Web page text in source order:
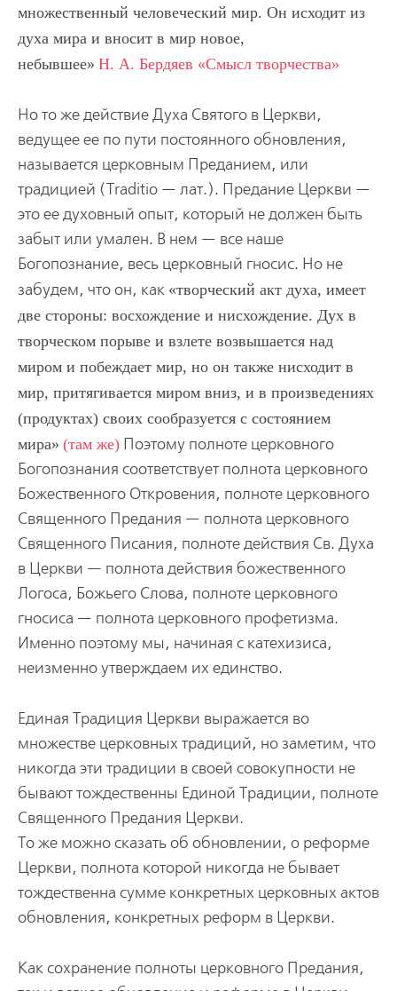
множественный человеческий мир. Он исходит из
духа мира и вносит в мир новое,
небывшее
Н. А. Бердяев «Смысл творчества»
Но то же действие Духа Святого в Церкви,
ведущее ее по пути постоянного обновления,
называется церковным Преданием, или
традицией (Traditio — лат.). Предание Церкви —
это ее духовный опыт, который не должен быть
забыт или умален. В нем — все наше
Богопознание, весь церковный гносис. Но не
забудем, что он, как
творческий акт духа, имеет
две стороны: восхождение и нисхождение. Дух в
творческом порыве и взлете возвышается над
миром и побеждает мир, но он также нисходит в
мир, притягивается миром вниз, и в произведениях
(продуктах) своих сообразуется с состоянием
мира
(там же)Поэтому полноте церковного
Богопознания соответствует полнота церковного
Божественного Откровения, полноте церковного
Священного Предания — полнота церковного
Священного Писания, полноте действия Св. Духа
в Церкви — полнота действия божественного
Логоса, Божьего Слова, полноте церковного
гносиса — полнота церковного профетизма.
Именно поэтому мы, начиная с катехизиса,
неизменно утверждаем их единство.
Единая Традиция Церкви выражается во
множестве церковных традиций, но заметим, что
никогда эти традиции в своей совокупности не
бывают тождественны Единой Традиции, полноте
Священного Предания Церкви.
То же можно сказать об обновлении, о реформе
Церкви, полнота которой никогда не бывает
тождественна сумме конкретных церковных актов
обновления, конкретных реформ в Церкви.
Как сохранение полноты церковного Предания,